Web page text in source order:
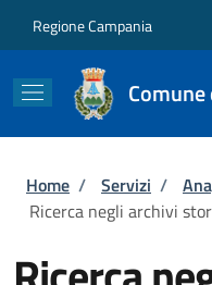
Regione Campania
Briciole di
Home / Servizi /
Ricerca negli archivi